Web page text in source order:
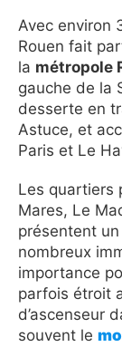
Avec environ
Rouen fait
la métropole
gauche de la
desserte en
Astuce, et
Paris et Le
Les quartiers
Mares, Le
présentent
nombreux
importance
parfois étroit
d’ascenseur
souvent le